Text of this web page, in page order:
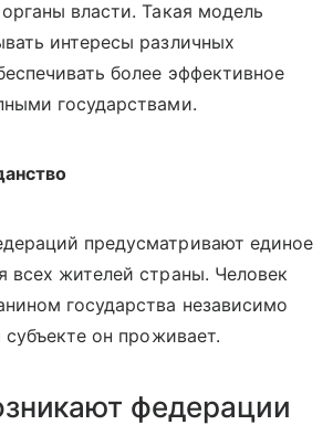
власти. Такая модель
интересы различных
более эффективное
государствами.
предусматривают единое
всех жителей страны. Человек
государства независимо
он проживает.
федерации